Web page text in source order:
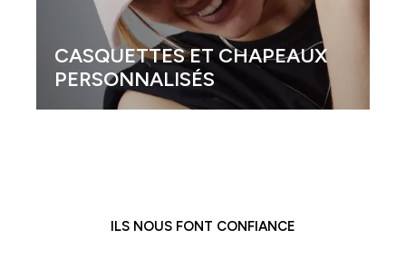
CASQUETTES ET CHAPEAUX
PERSONNALISÉS
ILS NOUS FONT CONFIANCE